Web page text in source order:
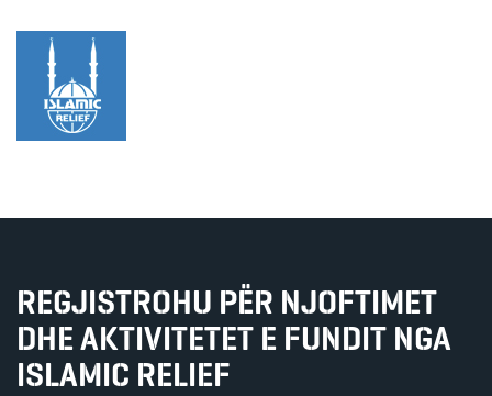
REGJISTROHU PËR NJOFTIMET
DHE AKTIVITETET E FUNDIT NGA
ISLAMIC RELIEF